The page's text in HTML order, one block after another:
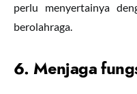
perlu menyertainya
berolahraga.
6. Menjaga